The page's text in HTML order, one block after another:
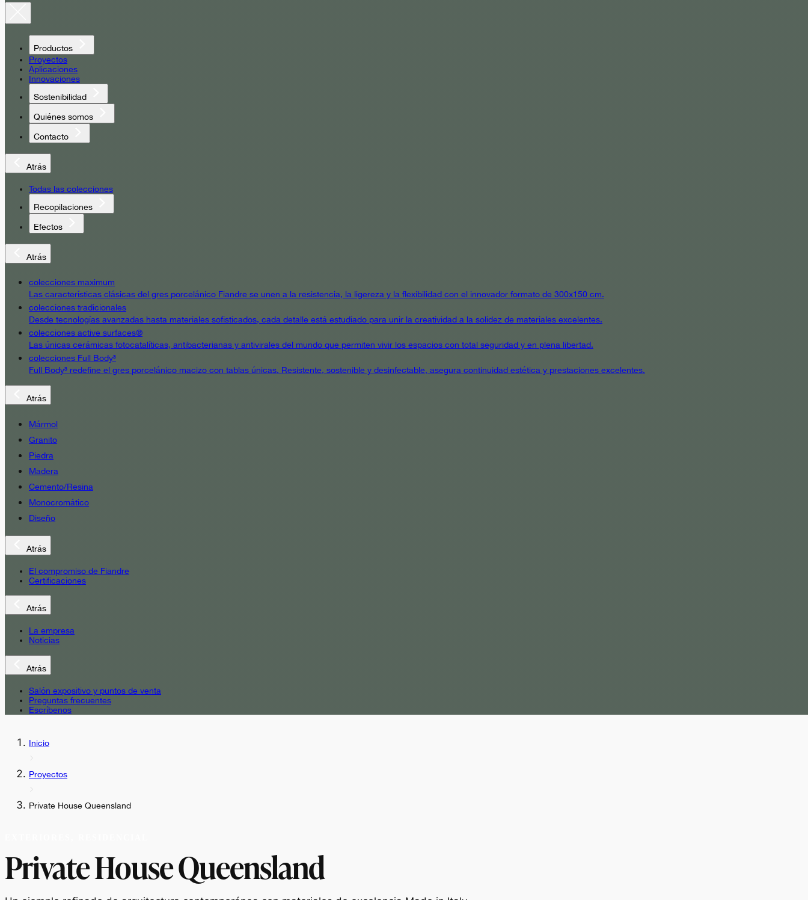
Productos
Proyectos
Aplicaciones
Innovaciones
Sostenibilidad
Quiénes somos
Contacto
Atrás
Todas las colecciones
Recopilaciones
Efectos
Atrás
colecciones maximum
Las características clásicas del gres porcelánico Fiandre se unen a la resistencia, la ligereza y la flexibilidad con el innovador formato de 300x150 cm.
colecciones tradicionales
Desde tecnologías avanzadas hasta materiales sofisticados, cada detalle está estudiado para unir la creatividad a la solidez de materiales excelentes.
colecciones active surfaces®
Las únicas cerámicas fotocatalíticas, antibacterianas y antivirales del mundo que permiten vivir los espacios con total seguridad y en plena libertad.
colecciones Full Body³
Full Body³ redefine el gres porcelánico macizo con tablas únicas. Resistente, sostenible y desinfectable, asegura continuidad estética y prestaciones excelentes.
Atrás
Mármol
Granito
Piedra
Madera
Cemento/Resina
Monocromático
Diseño
Atrás
El compromiso de Fiandre
Certificaciones
Atrás
La empresa
Noticias
Atrás
Salón expositivo y puntos de venta
Preguntas frecuentes
Escríbenos
Inicio
Proyectos
Private House Queensland
Private House Queensland